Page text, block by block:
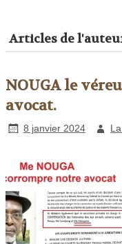
Articles de
NOUGA le
avocat.
8 janvier 2024